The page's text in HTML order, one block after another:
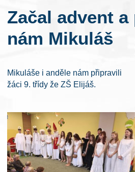
Začal advent
nám Mikuláš
Mikuláše i anděle nám připravili
žáci 9. třídy že ZŠ Elijáš.